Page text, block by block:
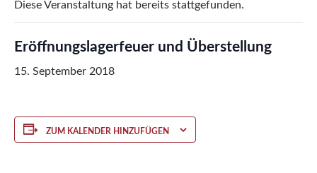
Diese Veranstaltung hat bereits stattgefunden.
Eröffnungslagerfeuer und Überstellung
15. September 2018
ZUM KALENDER HINZUFÜGEN